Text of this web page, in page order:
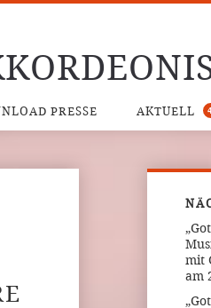
PRESSE AKTUELL
mit
am